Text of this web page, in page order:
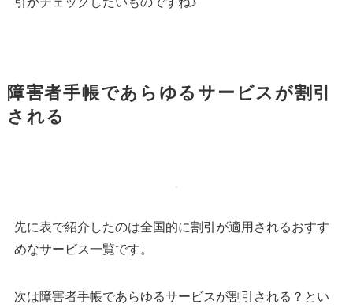
障害者手帳であらゆるサービスが割引
される
先に表で紹介したのは全国的に割引が適用されるおすす
めなサービス一覧です。
次は障害者手帳であらゆるサービスが割引される？とい